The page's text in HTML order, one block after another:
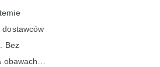
Bez
obawach…